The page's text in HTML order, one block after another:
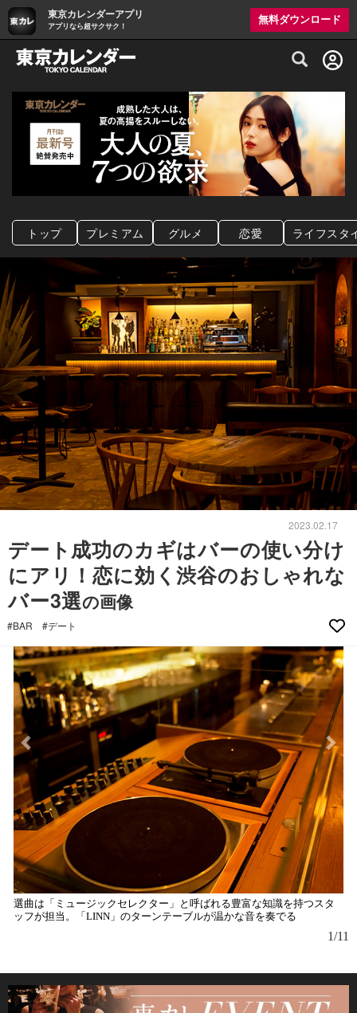
東京カレンダーアプリ
アプリなら超サクサク！
無料ダウンロード
グルメ情報・プレミアムレストラン予約
トップ プレミアム グルメ 恋愛 ライフスタ
2023.02.17
デート成功のカギはバーの使い分け
にアリ！恋に効く渋谷のおしゃれな
バー3選の画像
#BAR #デート
選曲は「ミュージックセレクター」と呼ばれる豊富な知識を持つスタ
ッフが担当。「LINN」のターンテーブルが温かな音を奏でる
1/11